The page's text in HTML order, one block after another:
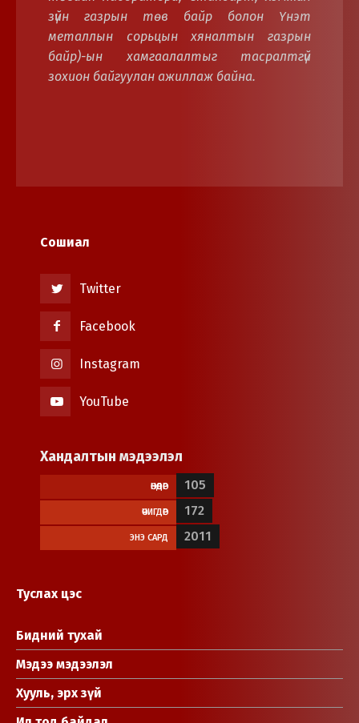
зүйн газрын төв байр болон Үнэт
металлын сорьцын хяналтын газрын
байр)-ын хамгаалалтыг тасралтгүй
зохион байгуулан ажиллаж байна.
Сошиал
Twitter
Facebook
Instagram
YouTube
Хандалтын мэдээлэл
ӨНӨӨДӨР 105
ӨЧИГДӨР 172
ЭНЭ САРД 2011
Туслах цэс
Бидний тухай
Мэдээ мэдээлэл
Хууль, эрх зүй